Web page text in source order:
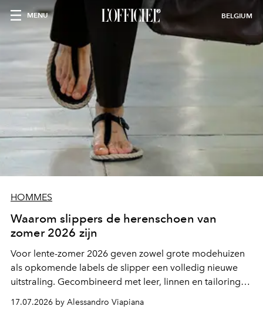
MENU BELGIUM
HOMMES
Waarom slippers de herenschoen van
zomer 2026 zijn
Voor lente-zomer 2026 geven zowel grote modehuizen
als opkomende labels de slipper een volledig nieuwe
uitstraling. Gecombineerd met leer, linnen en tailoring
groeit hij uit tot een opvallend mode-item dat niemand
onverschillig laat.
17.07.2026 by Alessandro Viapiana